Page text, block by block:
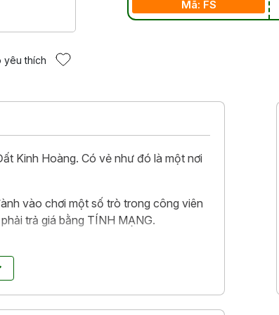
yêu thích
Mã: FS
Kinh Hoàng. Có vẻ như đó là một nơi
vào chơi một số trò trong công viên
trả giá bằng TÍNH MẠNG.